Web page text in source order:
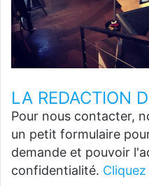
LA REDACTION
Pour nous contacter,
un petit formulaire
demande et pouvoir
confidentialité.